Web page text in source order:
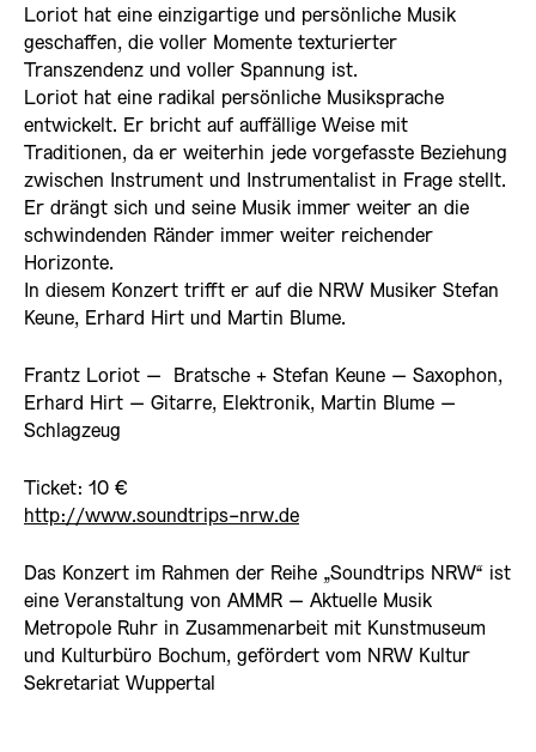
Loriot hat eine einzigartige und persönliche Musik
geschaffen, die voller Momente texturierter
Transzendenz und voller Spannung ist.
Loriot hat eine radikal persönliche Musiksprache
entwickelt. Er bricht auf auffällige Weise mit
Traditionen, da er weiterhin jede vorgefasste Beziehung
zwischen Instrument und Instrumentalist in Frage stellt.
Er drängt sich und seine Musik immer weiter an die
schwindenden Ränder immer weiter reichender
Horizonte.
In diesem Konzert trifft er auf die NRW Musiker Stefan
Keune, Erhard Hirt und Martin Blume.
Frantz Loriot – Bratsche + Stefan Keune – Saxophon,
Erhard Hirt – Gitarre, Elektronik, Martin Blume –
Schlagzeug
Ticket: 10 €
http://www.soundtrips-nrw.de
Das Konzert im Rahmen der Reihe „Soundtrips NRW“ ist
eine Veranstaltung von AMMR – Aktuelle Musik
Metropole Ruhr in Zusammenarbeit mit Kunstmuseum
und Kulturbüro Bochum, gefördert vom NRW Kultur
Sekretariat Wuppertal